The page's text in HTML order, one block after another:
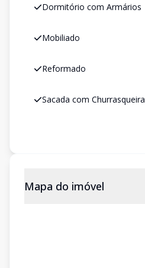
Dormitório com Armários
Mobiliado
Reformado
Sacada com Churrasqueira
Mapa do imóvel